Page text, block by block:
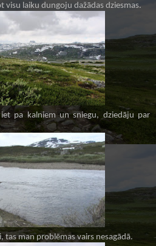
visu laiku dungoju dažādas dziesmas.
pa kalniem un sniegu, dziedāju par
tas man problēmas vairs nesagādā.